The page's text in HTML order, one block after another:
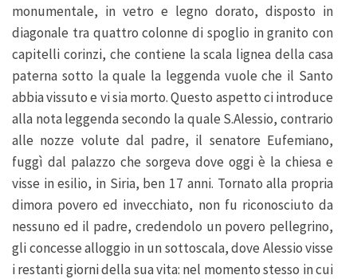
monumentale, in vetro e legno dorato, disposto in
diagonale tra quattro colonne di spoglio in granito con
capitelli corinzi, che contiene la scala lignea della casa
paterna sotto la quale la leggenda vuole che il Santo
abbia vissuto e vi sia morto. Questo aspetto ci introduce
alla nota leggenda secondo la quale S.Alessio, contrario
alle nozze volute dal padre, il senatore Eufemiano,
fuggì dal palazzo che sorgeva dove oggi è la chiesa e
visse in esilio, in Siria, ben 17 anni. Tornato alla propria
dimora povero ed invecchiato, non fu riconosciuto da
nessuno ed il padre, credendolo un povero pellegrino,
gli concesse alloggio in un sottoscala, dove Alessio visse
i restanti giorni della sua vita: nel momento stesso in cui